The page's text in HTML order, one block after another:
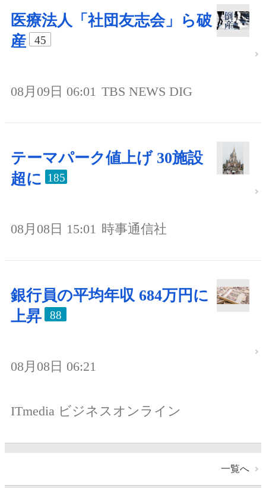
医療法人「社団友志会」ら破
産
45
08月09日 06:01 TBS NEWS DIG
テーマパーク値上げ 30施設
超に 185
08月08日 15:01 時事通信社
銀行員の平均年収 684万円に
上昇
88
08月08日 06:21
ITmedia ビジネスオンライン
一覧へ